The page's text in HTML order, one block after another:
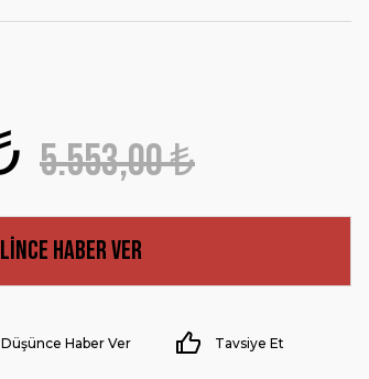
5.553,00 ₺
Haber Ver
Düşünce Haber Ver Tavsiye Et